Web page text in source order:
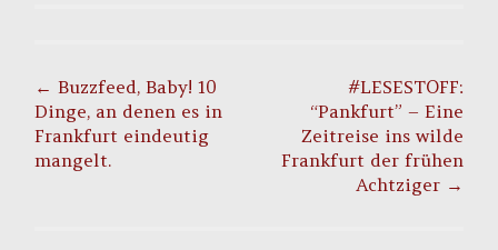
navigation
← Buzzfeed, Baby! 10
Dinge, an denen es in
Frankfurt eindeutig
mangelt.
#LESESTOFF:
“Pankfurt” – Eine
Zeitreise ins wilde
Frankfurt der frühen
Achtziger →